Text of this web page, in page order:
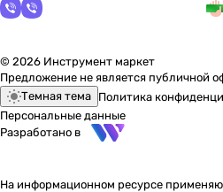
© 2026 Инструмент маркет
Предложение не является публичной
Темная тема Политика
Персональные данные
Разработано в
На информационном ресурсе